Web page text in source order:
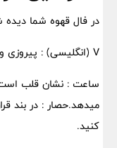
در فال قهوه شما دیده
V (انگلیسی) : پیروزی و موفقیت
ساعت : نشان قلب است
میدهد.حصار : در بند
کنید.